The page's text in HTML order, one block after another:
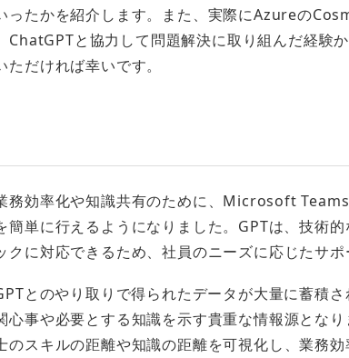
ったかを紹介します。また、実際にAzureの
ChatGPTと協力して問題解決に取り組んだ経験
だければ幸いです。
務効率化や知識共有のために、Microsoft
簡単に行えるようになりました。GPTは、技術
クに対応できるため、社員のニーズに応じたサポ
とのやり取りで得られたデータが大量に蓄積
心事や必要とする知識を示す貴重な情報源とな
のスキルの距離や知識の距離を可視化し、業務